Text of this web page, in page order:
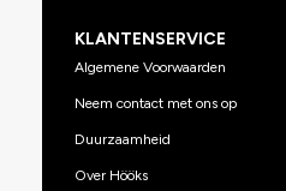
KLANTENSERVICE
Algemene Voorwaarden
Neem contact met ons op
Duurzaamheid
Over Hööks